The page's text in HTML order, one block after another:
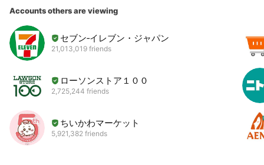
Accounts others are viewing
セブン‐イレブン・ジャパン
21,013,019 friends
ローソンストア１００
2,725,244 friends
ちいかわマーケット
5,921,382 friends